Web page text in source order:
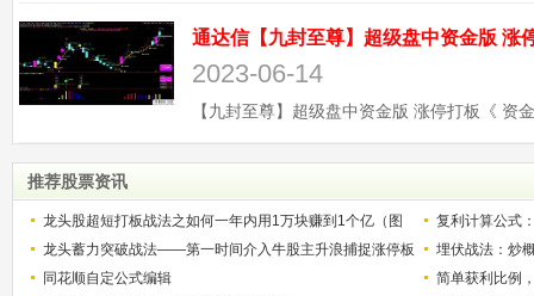
2023-06-14
推荐股票资讯
龙头股超短打板战法之如何一年内用1万块赚到1个亿（图
解）
复利计算公式
少？
龙头蓄力突破战法——第一时间介入牛股主升浪捕捉涨停板
的技巧（图解）
埋伏战法：炒
同花顺自定公式编辑
简单获利比例